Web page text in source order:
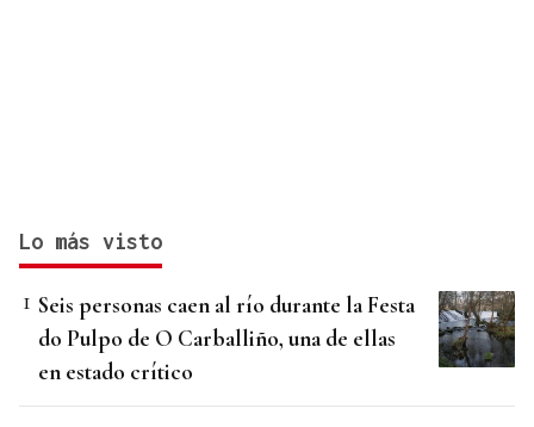
Lo más visto
Seis personas caen al río durante la Festa
do Pulpo de O Carballiño, una de ellas
en estado crítico